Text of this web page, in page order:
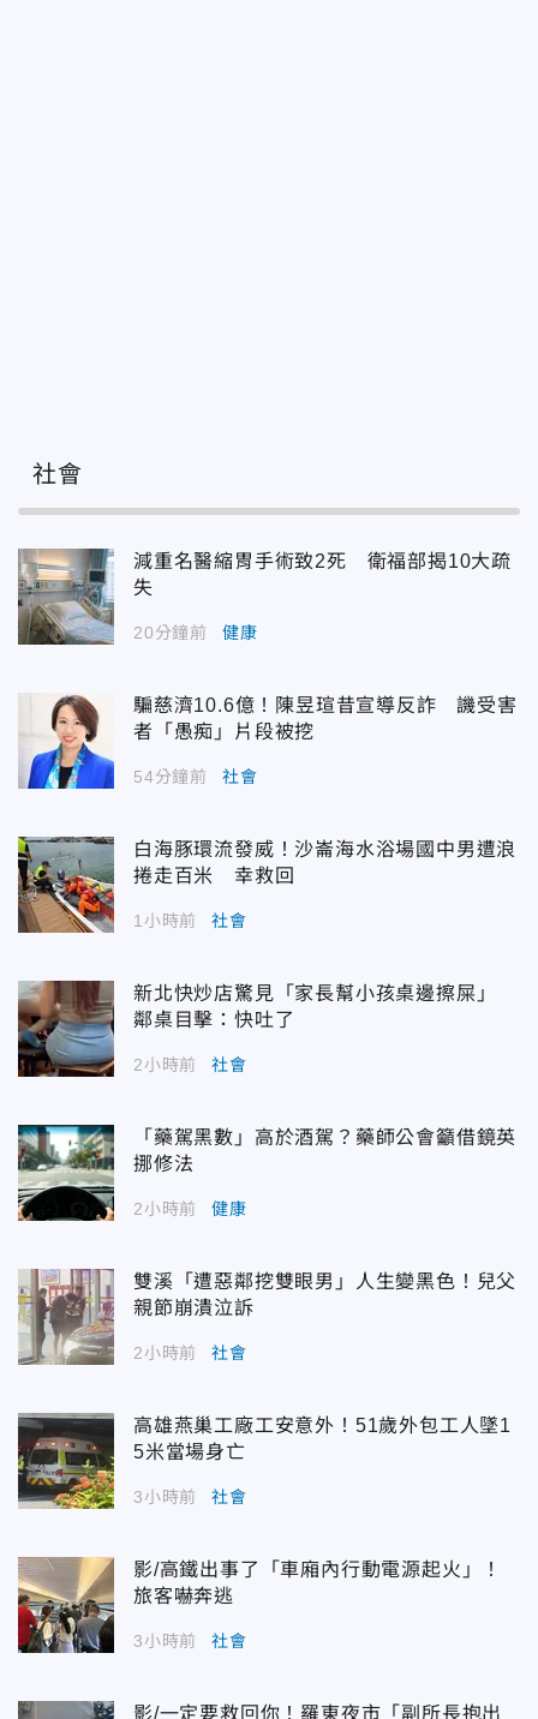
社會
減重名醫縮胃手術致2死 衛福部揭10大疏
失
20分鐘前 健康
騙慈濟10.6億！陳昱瑄昔宣導反詐 譏受害
者「愚痴」片段被挖
54分鐘前 社會
白海豚環流發威！沙崙海水浴場國中男遭浪
捲走百米 幸救回
1小時前 社會
新北快炒店驚見「家長幫小孩桌邊擦屎」
鄰桌目擊：快吐了
2小時前 社會
「藥駕黑數」高於酒駕？藥師公會籲借鏡英
挪修法
2小時前 健康
雙溪「遭惡鄰挖雙眼男」人生變黑色！兒父
親節崩潰泣訴
2小時前 社會
高雄燕巢工廠工安意外！51歲外包工人墜1
5米當場身亡
3小時前 社會
影/高鐵出事了「車廂內行動電源起火」！
旅客嚇奔逃
3小時前 社會
影/一定要救回你！羅東夜市「副所長抱出